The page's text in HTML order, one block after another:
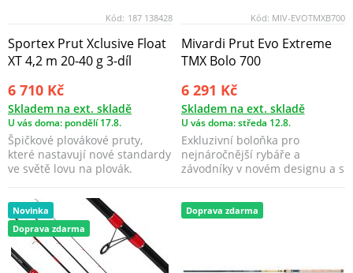
Kód: 187 138428
Sportex Prut Xclusive Float
XT 4,2 m 20-40 g 3-díl
6 710 Kč
Skladem na ext. skladě
U vás doma: pondělí 17.8.
Špičkové plovákové pruty,
které nastavují nové standardy
ve světě lovu na plovák.
Kód: MIV-EVOTMXB700
Mivardi Prut Evo Extreme
TMX Bolo 700
6 291 Kč
Skladem na ext. skladě
U vás doma: středa 12.8.
Exkluzivní boloňka pro
nejnáročnější rybáře a
závodníky v novém designu a s
Novinka
Doprava zdarma
Doprava zdarma